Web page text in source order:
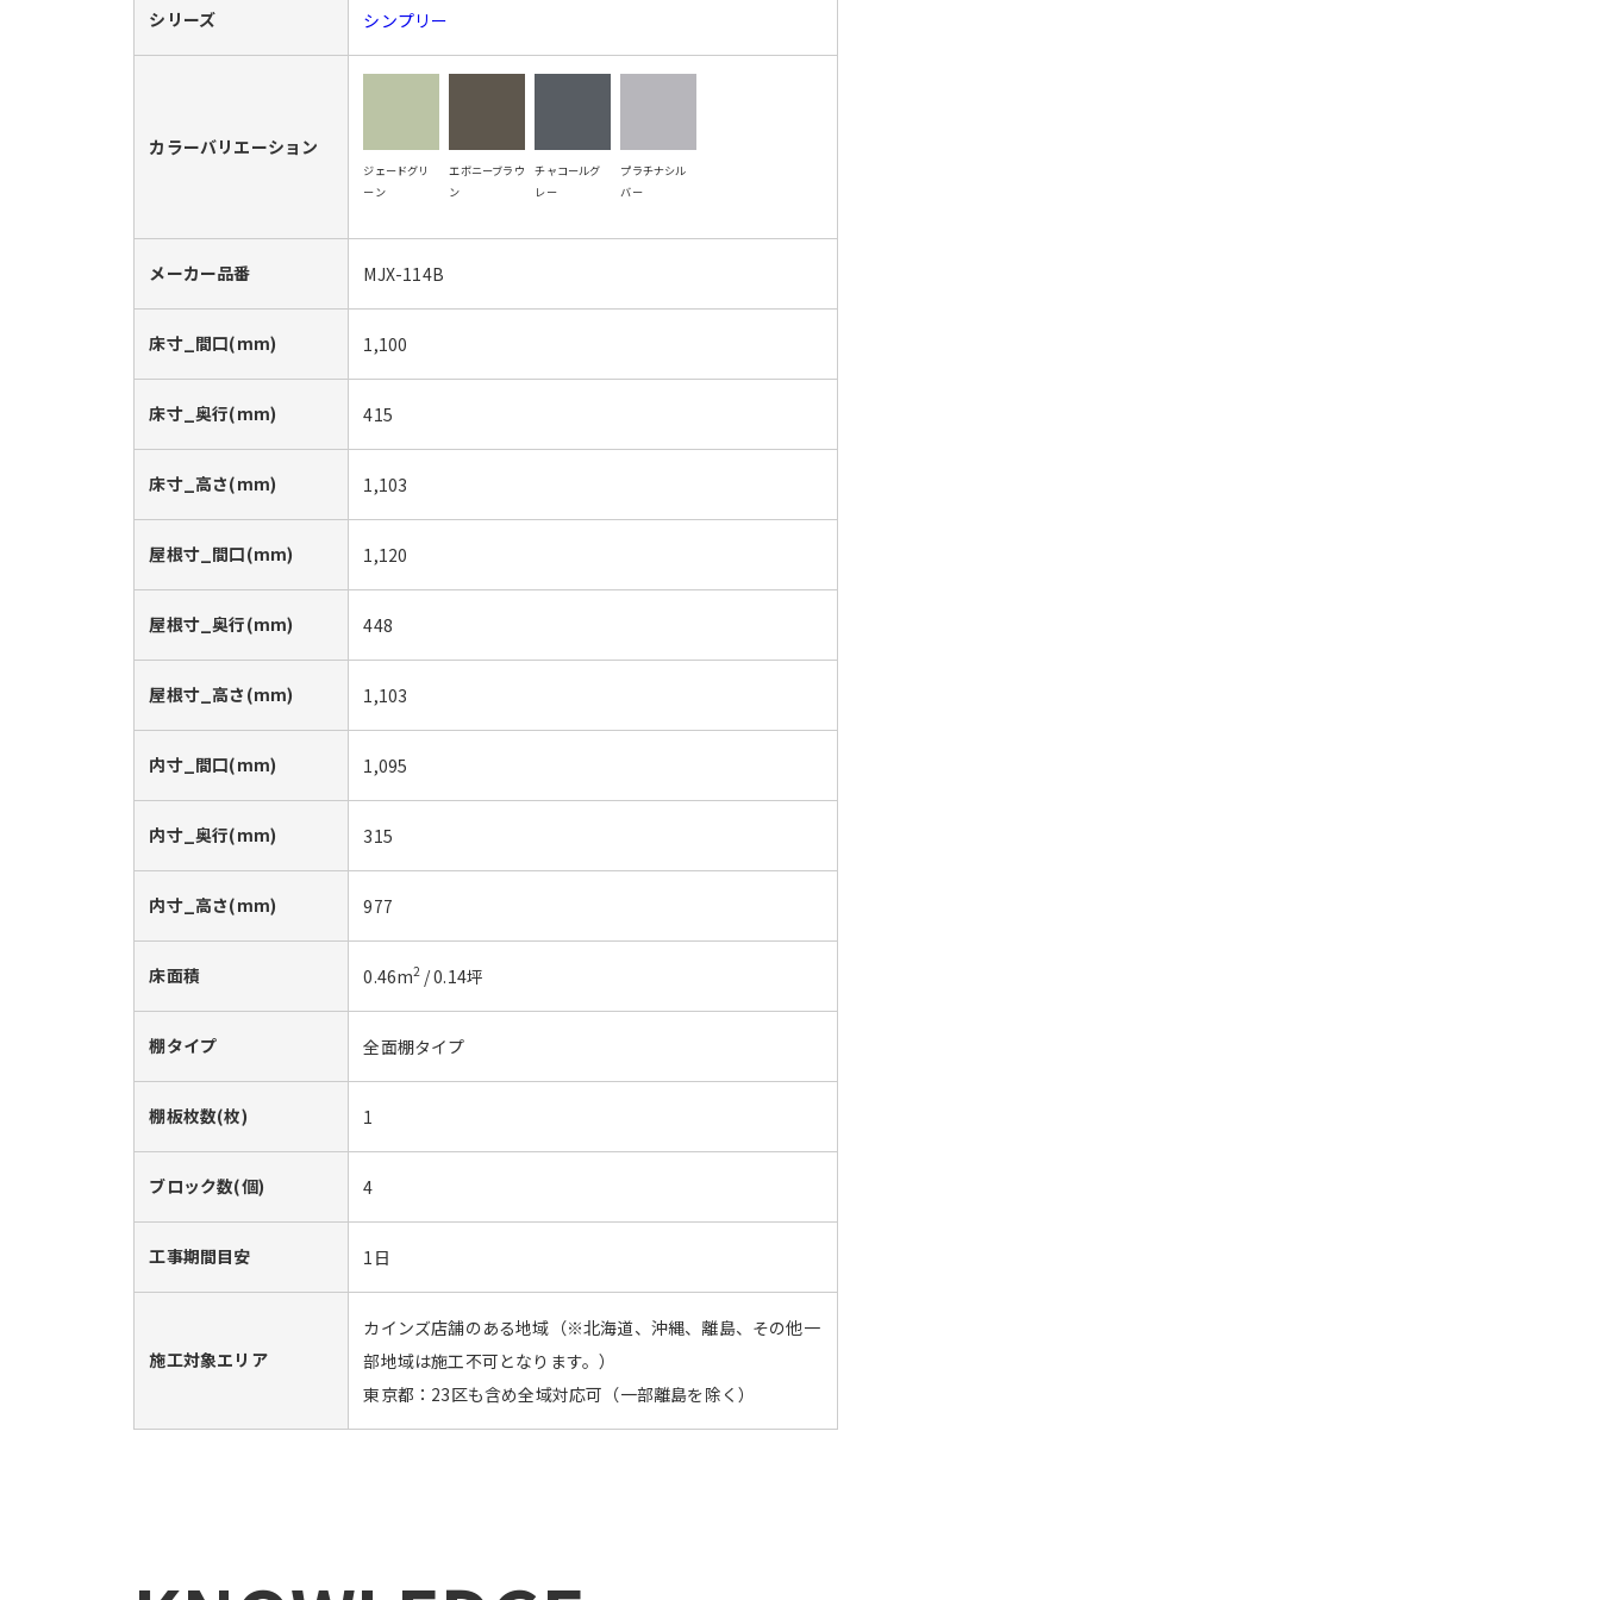
シリーズ シンプリー
カラーバリエーション
ジェードグリ
ーン
エボニーブラウ
ン
チャコールグ
レー
プラチナシル
バー
メーカー品番 MJX-114B
床寸_間口(mm) 1,100
床寸_奥行(mm) 415
床寸_高さ(mm) 1,103
屋根寸_間口(mm) 1,120
屋根寸_奥行(mm) 448
屋根寸_高さ(mm) 1,103
内寸_間口(mm) 1,095
内寸_奥行(mm) 315
内寸_高さ(mm) 977
床面積 0.46m2/0.14坪
棚タイプ 全面棚タイプ
棚板枚数(枚) 1
ブロック数(個) 4
工事期間目安 1日
施工対象エリア
カインズ店舗のある地域（※北海道、沖縄、離島、その他一
部地域は施工不可となります。）
東京都：23区も含め全域対応可（一部離島を除く）